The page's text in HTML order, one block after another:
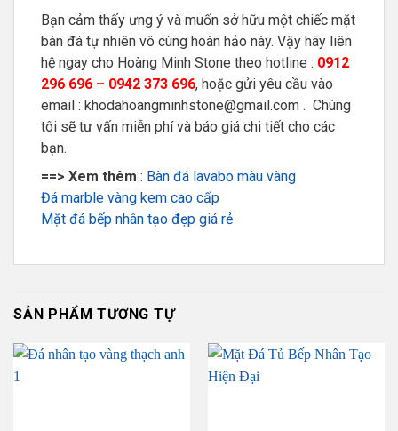
Bạn cảm thấy ưng ý và muốn sở hữu một chiếc mặt
bàn đá tự nhiên vô cùng hoàn hảo này. Vậy hãy liên
hệ ngay cho Hoàng Minh Stone theo hotline : 0912
296 696 – 0942 373 696, hoặc gửi yêu cầu vào
email : khodahoangminhstone@gmail.com . Chúng
tôi sẽ tư vấn miễn phí và báo giá chi tiết cho các
bạn.
==> Xem thêm : Bàn đá lavabo màu vàng
Đá marble vàng kem cao cấp
Mặt đá bếp nhân tạo đẹp giá rẻ
SẢN PHẨM TƯƠNG TỰ